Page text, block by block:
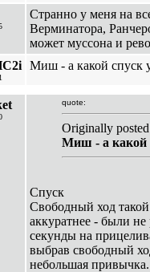
Странно у меня на
Верминатора,
может муссона и
Миш - а какой спуск
quote:
Originally
Миш - а какой
Спуск
Свободный ход
аккуратнее - были
секунды на
выбрав свободный
небольшая